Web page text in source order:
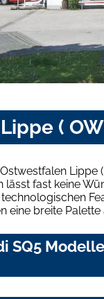
(
Lippe
fast keine
eine breite Palette
SQ5